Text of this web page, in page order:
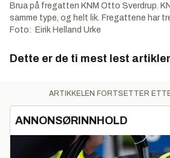
Brua på fregatten KNM Otto Sverdrup.
samme type, og helt lik. Fregattene har
Foto: Eirik Helland Urke
Dette er de ti mest lest
ARTIKKELEN FORTSETTER
ANNONSØRINNHOLD